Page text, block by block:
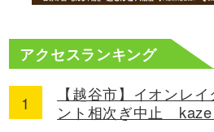
アクセスランキング
【越谷市】イオンレ
ント相次ぎ中止